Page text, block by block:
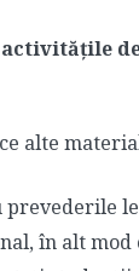
alte
în alt